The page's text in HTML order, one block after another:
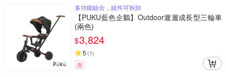
多功能組合，組件可拆卸
【PUKU藍色企鵝】Outdoor遛遛成長型三輪車
(兩色)
$3,824
5 (1)
券